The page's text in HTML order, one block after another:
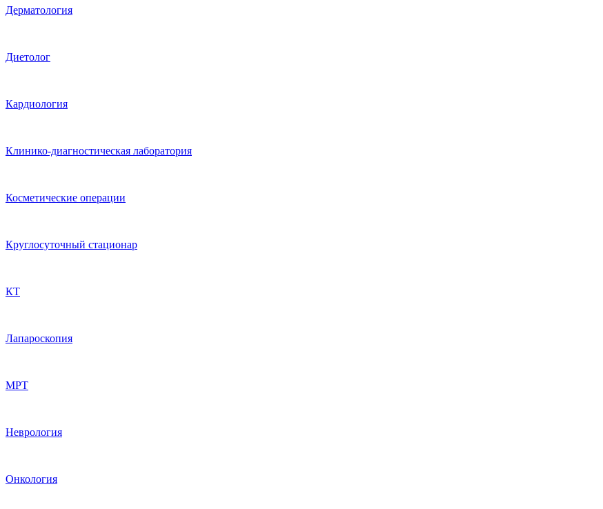
Дерматология
Диетолог
Кардиология
Клинико-диагностическая лаборатория
Косметические операции
Круглосуточный стационар
КТ
Лапароскопия
МРТ
Неврология
Онкология